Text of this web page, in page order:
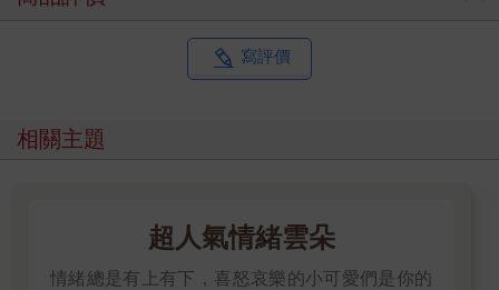
寫評價
相關主題
超人氣情緒雲朵
情緒總是有上有下，喜怒哀樂的小可愛們是你的